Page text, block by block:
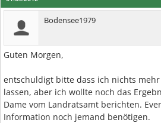
Bodensee1979
Guten Morgen,
entschuldigt bitte dass ich nichts
lassen, aber ich wollte noch das
Dame vom Landratsamt berichten.
Information noch jemand benötigen.